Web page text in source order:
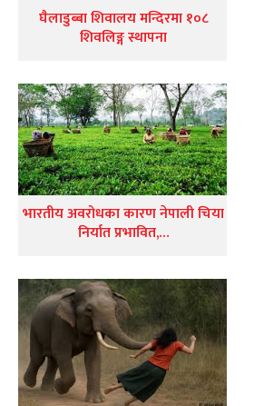
घैलाडुब्बा शिवालय मन्दिरमा १०८
शिवलिङ्ग स्थापना
भारतीय अवरोधका कारण नेपाली चिया
निर्यात प्रभावित,…